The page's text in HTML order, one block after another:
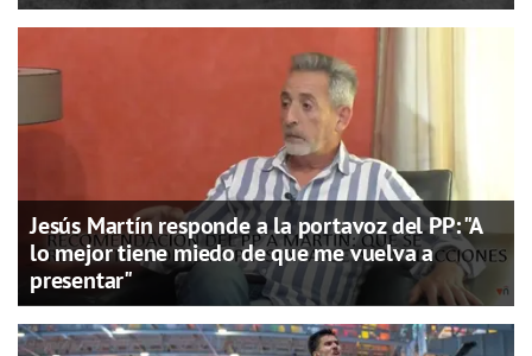
Jesús Martín responde a la portavoz del PP: "A
lo mejor tiene miedo de que me vuelva a
presentar"